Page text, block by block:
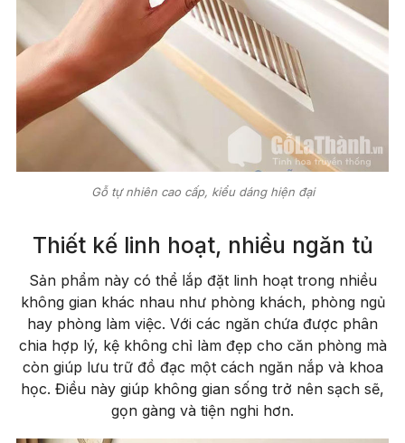
Gỗ tự nhiên cao cấp, kiểu dáng hiện đại
Thiết kế linh hoạt, nhiều ngăn tủ
Sản phẩm này có thể lắp đặt linh hoạt trong nhiều
không gian khác nhau như phòng khách, phòng ngủ
hay phòng làm việc. Với các ngăn chứa được phân
chia hợp lý, kệ không chỉ làm đẹp cho căn phòng mà
còn giúp lưu trữ đồ đạc một cách ngăn nắp và khoa
học. Điều này giúp không gian sống trở nên sạch sẽ,
gọn gàng và tiện nghi hơn.